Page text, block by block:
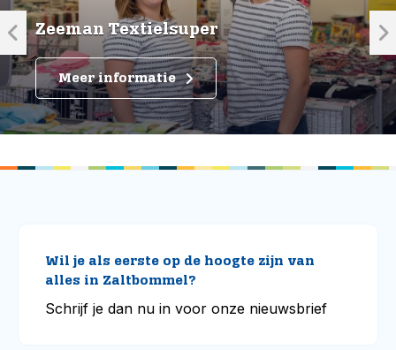
Zeeman Textielsuper
Meer informatie
Wil je als eerste op de hoogte zijn van
alles in Zaltbommel?
Schrijf je dan nu in voor onze nieuwsbrief